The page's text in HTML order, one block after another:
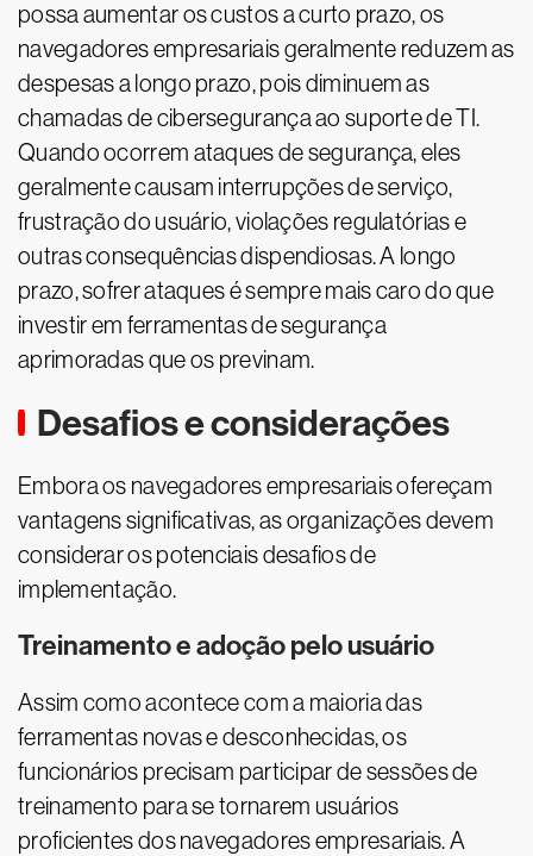
possa aumentar os custos a curto prazo, os
navegadores empresariais geralmente reduzem as
despesas a longo prazo, pois diminuem as
chamadas de cibersegurança ao suporte de TI.
Quando ocorrem ataques de segurança, eles
geralmente causam interrupções de serviço,
frustração do usuário, violações regulatórias e
outras consequências dispendiosas. A longo
prazo, sofrer ataques é sempre mais caro do que
investir em ferramentas de segurança
aprimoradas que os previnam.
Desafios e considerações
Embora os navegadores empresariais ofereçam
vantagens significativas, as organizações devem
considerar os potenciais desafios de
implementação.
Treinamento e adoção pelo usuário
Assim como acontece com a maioria das
ferramentas novas e desconhecidas, os
funcionários precisam participar de sessões de
treinamento para se tornarem usuários
proficientes dos navegadores empresariais. A